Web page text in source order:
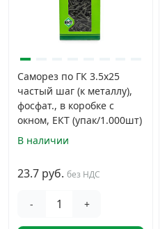
Саморез по ГК 3.5х25
частый шаг (к металлу),
фосфат., в коробке с
окном, ЕКТ (упак/1.000шт)
В наличии
23.7 руб. без НДС
- +